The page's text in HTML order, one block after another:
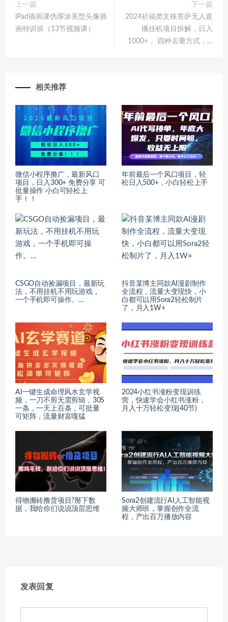
上一篇
iPad插画课伪厚涂美型头像插
画特训班（13节视频课）
下一篇
2024祈福类文殊菩萨无人直
播挂机项目拆解，日入
1000+， 四种去重方式，…
相关推荐
微信小程序撸广，最新风口
项目，日入300+ 免费分享 可
批量操作 小白可轻松上
手！！
年前最后一个风口项目，轻
松日入500+，小白轻松上手
CSGO自动捡漏项目，最新玩
法，不用挂机不用玩游戏，
一个手机即可操作。…
抖音某博主同款AI漫剧制作
全流程，流量大变现快，小
白都可以用Sora2轻松制片
了，月入1W+
AI一键生成命理风水玄学视
频，一刀不剪无需剪辑，30S
一条，一天上百条，可批量
可矩阵，流量财富嘎猛
2024小红书涨粉变现训练
营，快速学会小红书涨粉，
月入十万轻松变现(40节)
得物搬砖撸货项目?掰下数
据，我给你们说说顶层思维
Sora2创建流行AI人工智能视
频大师班，掌握创作全流
程，产出百万播放内容
发表回复